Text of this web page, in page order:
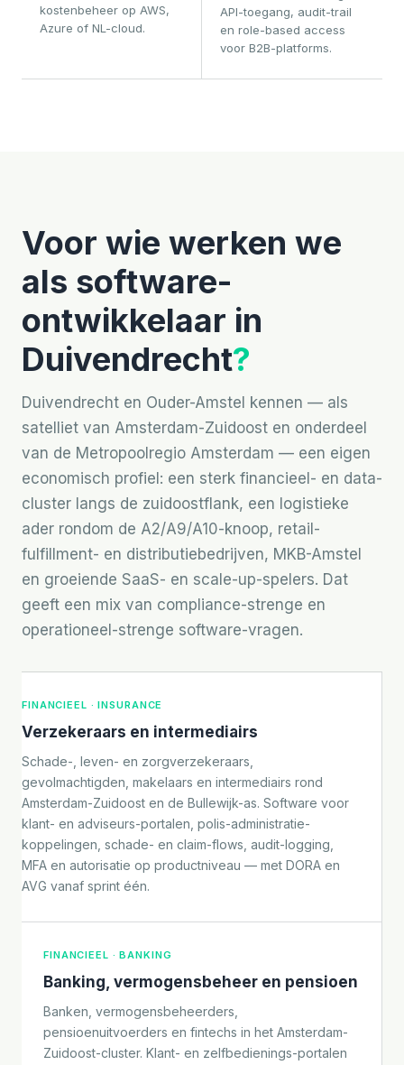
kostenbeheer op AWS,
Azure of NL-cloud.
API-toegang, audit-trail
en role-based access
voor B2B-platforms.
Voor wie werken we
als software-
ontwikkelaar in
Duivendrecht?
Duivendrecht en Ouder-Amstel kennen — als
satelliet van Amsterdam-Zuidoost en onderdeel
van de Metropoolregio Amsterdam — een eigen
economisch profiel: een sterk financieel- en data-
cluster langs de zuidoostflank, een logistieke
ader rondom de A2/A9/A10-knoop, retail-
fulfillment- en distributiebedrijven, MKB-Amstel
en groeiende SaaS- en scale-up-spelers. Dat
geeft een mix van compliance-strenge en
operationeel-strenge software-vragen.
FINANCIEEL · INSURANCE
Verzekeraars en intermediairs
Schade-, leven- en zorgverzekeraars,
gevolmachtigden, makelaars en intermediairs rond
Amsterdam-Zuidoost en de Bullewijk-as. Software voor
klant- en adviseurs-portalen, polis-administratie-
koppelingen, schade- en claim-flows, audit-logging,
MFA en autorisatie op productniveau — met DORA en
AVG vanaf sprint één.
FINANCIEEL · BANKING
Banking, vermogensbeheer en pensioen
Banken, vermogensbeheerders,
pensioenuitvoerders en fintechs in het Amsterdam-
Zuidoost-cluster. Klant- en zelfbedienings-portalen